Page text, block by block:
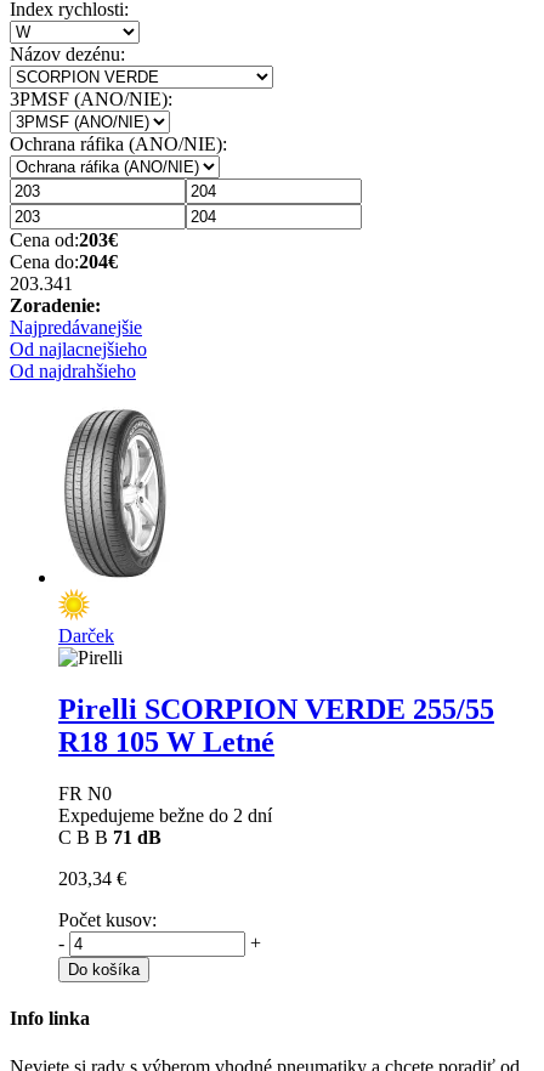
Index rychlosti:
Názov dezénu:
3PMSF (ANO/NIE):
Ochrana ráfika (ANO/NIE):
Cena od:203€
Cena do:204€
203.341
Zoradenie:
Najpredávanejšie
Od najlacnejšieho
Od najdrahšieho
Darček
Pirelli SCORPION VERDE 255/55
R18 105 W Letné
FR N0
Expedujeme bežne do 2 dní
C B B 71 dB
203,34 €
Počet kusov:
-
+
Do košíka
Info linka
Neviete si rady s výberom vhodné pneumatiky a chcete poradiť od